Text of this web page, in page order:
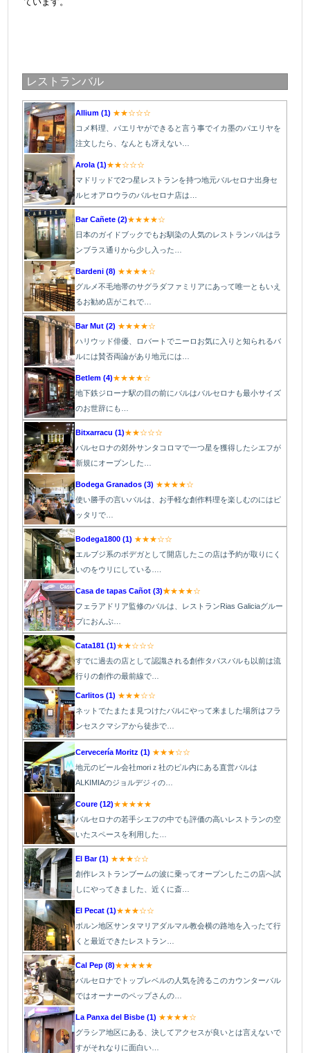
レストランバル
Allium (1) ★★☆☆☆
コメ料理、パエリヤができると言う事でイカ墨のパエリヤを
注文したら、なんとも冴えない…
Arola (1)★★☆☆☆
マドリッドで2つ星レストランを持つ地元バルセロナ出身セ
ルヒオアロウラのバルセロナ店は…
Bar Cañete (2)★★★★☆
日本のガイドブックでもお馴染の人気のレストランバルはラ
ンブラス通りから少し入った…
Bardeni (8) ★★★★☆
グルメ不毛地帯のサグラダファミリアにあって唯一ともいえ
るお勧め店がこれで…
Bar Mut (2) ★★★★☆
ハリウッド俳優、ロバートでニーロお気に入りと知られるバ
ルには賛否両論があり地元には…
Betlem (4)★★★★☆
地下鉄ジローナ駅の目の前にバルはバルセロナも最小サイズ
のお世辞にも…
Bitxarracu (1)★★☆☆☆
バルセロナの郊外サンタコロマで一つ星を獲得したシエフが
新規にオープンした…
Bodega Granados (3) ★★★★☆
使い勝手の言いバルは、お手軽な創作料理を楽しむのにはピ
ッタリで…
Bodega1800 (1) ★★★☆☆
エルブジ系のボデガとして開店したこの店は予約が取りにく
いのをウリにしている….
Casa de tapas Cañot (3)★★★★☆
フェラアドリア監修のバルは、レストランRias Galiciaグルー
プにおんぶ…
Cata181 (1)★★☆☆☆
すでに過去の店として認識される創作タパスバルも以前は流
行りの創作の最前線で…
Carlitos (1) ★★★☆☆
ネットでたまたま見つけたバルにやって来ました場所はフラ
ンセスクマシアから徒歩で…
Cervecería Moritz (1) ★★★☆☆
地元のビール会社moriｚ社のピル内にある直営バルは
ALKIMIAのジョルデジィの…
Coure (12)★★★★★
バルセロナの若手シエフの中でも評価の高いレストランの空
いたスペースを利用した…
El Bar (1) ★★★☆☆
創作レストランブームの波に乗ってオープンしたこの店へ試
しにやってきました、近くに斎…
El Pecat (1)★★★☆☆
ボルン地区サンタマリアダルマル教会横の路地を入ったて行
くと最近できたレストラン…
Cal Pep (8)★★★★★
バルセロナでトップレベルの人気を誇るこのカウンターバル
ではオーナーのペップさんの…
La Panxa del Bisbe (1) ★★★★☆
グラシア地区にある、決してアクセスが良いとは言えないで
すがそれなりに面白い…